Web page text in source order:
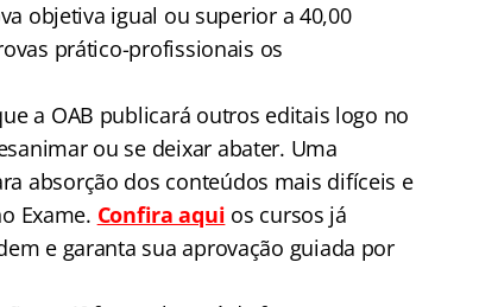
objetiva igual ou superior a 40,00
prático-profissionais os
a OAB publicará outros editais logo no
ou se deixar abater. Uma
absorção dos conteúdos mais difíceis e
Exame. Confira aqui os cursos já
e garanta sua aprovação guiada por